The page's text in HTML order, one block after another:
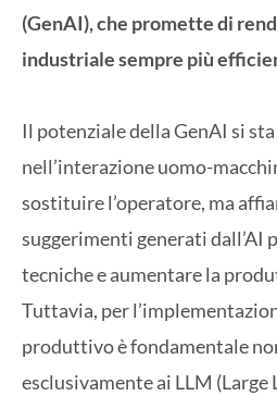
(GenAI), che promette di
industriale sempre più
Il potenziale della GenAI si
nell’interazione uomo-
sostituire l’operatore, ma
suggerimenti generati dall’AI
tecniche e aumentare la
Tuttavia, per
produttivo è fondamentale
esclusivamente ai LLM (Large